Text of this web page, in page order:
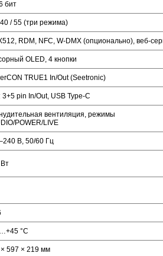
бит
/ 55 (три режима)
RDM, NFC, W-DMX (опционально), веб-
OLED, 4 кнопки
TRUE1 In/Out (Seetronic)
3+5 pin In/Out, USB Type-C
вентиляция, режимы
POWER/LIVE
В, 50/60 Гц
°C
597 × 219 мм